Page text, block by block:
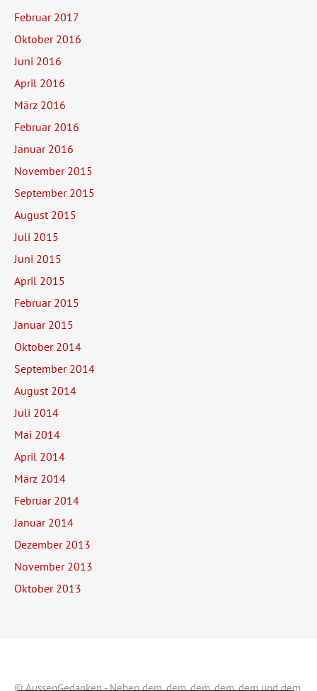
Februar 2017
Oktober 2016
Juni 2016
April 2016
März 2016
Februar 2016
Januar 2016
November 2015
September 2015
August 2015
Juli 2015
Juni 2015
April 2015
Februar 2015
Januar 2015
Oktober 2014
September 2014
August 2014
Juli 2014
Mai 2014
April 2014
März 2014
Februar 2014
Januar 2014
Dezember 2013
November 2013
Oktober 2013
© AussenGedanken- Nebendem,dem,dem,dem,demunddem